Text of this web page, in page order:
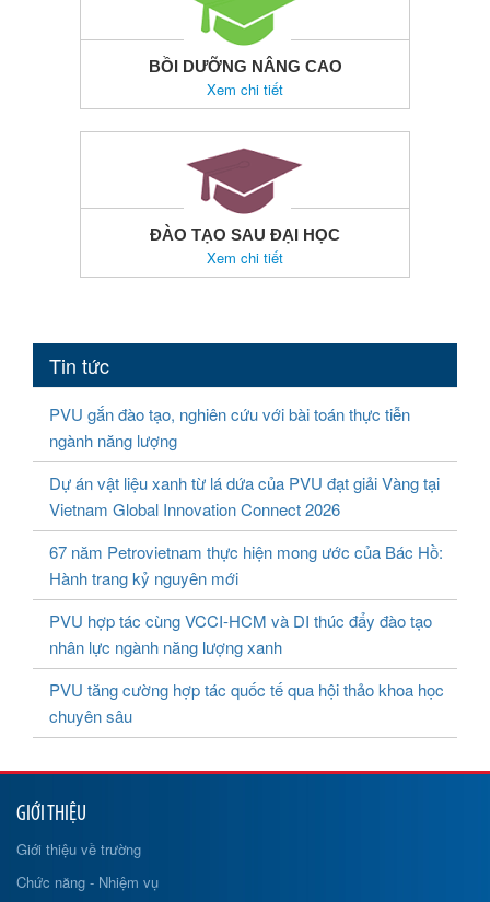
BỒI DƯỠNG NÂNG CAO
Xem chi tiết
ĐÀO TẠO SAU ĐẠI HỌC
Xem chi tiết
Tin tức
PVU gắn đào tạo, nghiên cứu với bài toán thực tiễn
ngành năng lượng
Dự án vật liệu xanh từ lá dứa của PVU đạt giải Vàng tại
Vietnam Global Innovation Connect 2026
67 năm Petrovietnam thực hiện mong ước của Bác Hồ:
Hành trang kỷ nguyên mới
PVU hợp tác cùng VCCI-HCM và DI thúc đẩy đào tạo
nhân lực ngành năng lượng xanh
PVU tăng cường hợp tác quốc tế qua hội thảo khoa học
chuyên sâu
GIỚI THIỆU
Giới thiệu về trường
Chức năng - Nhiệm vụ